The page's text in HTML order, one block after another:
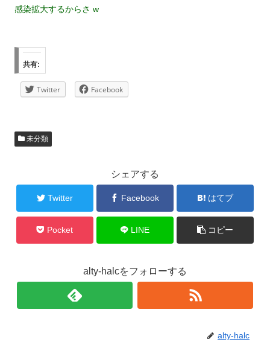
感染拡大するからさ w
共有:
Twitter Facebook
未分類
シェアする
Twitter Facebook はてブ
Pocket LINE コピー
alty-halcをフォローする
alty-halc